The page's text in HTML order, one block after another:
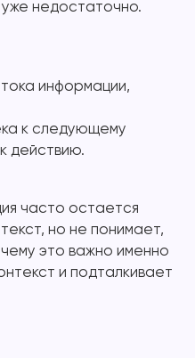
недостаточно.
информации,
к следующему
действию.
часто остается
но не понимает,
это важно именно
и подталкивает